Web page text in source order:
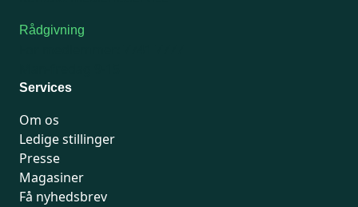
Rådgivning
Services
Om os
Ledige stillinger
Presse
Magasiner
Få nyhedsbrev